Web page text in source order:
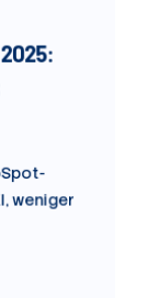
2025:
weniger